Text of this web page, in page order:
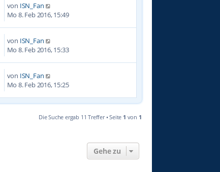
von ISN_Fan
Mo 8. Feb 2016, 15:49
von ISN_Fan
Mo 8. Feb 2016, 15:33
von ISN_Fan
Mo 8. Feb 2016, 15:25
Die Suche ergab 11 Treffer • Seite 1 von 1
Gehe zu